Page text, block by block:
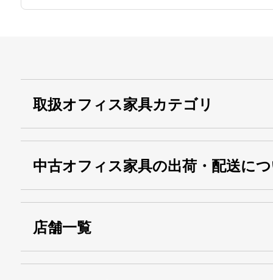
取扱オフィス家具カテゴリ
中古オフィス家具の出荷・配送に
店舗一覧